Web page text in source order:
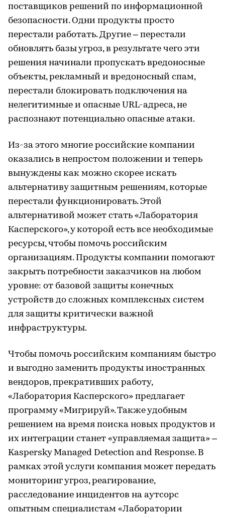
поставщиков решений по информационной
безопасности. Одни продукты просто
перестали работать. Другие – перестали
обновлять базы угроз, в результате чего эти
решения начинали пропускать вредоносные
объекты, рекламный и вредоносный спам,
перестали блокировать подключения на
нелегитимные и опасные URL-адреса, не
распознают потенциально опасные атаки.
Из-за этого многие российские компании
оказались в непростом положении и теперь
вынуждены как можно скорее искать
альтернативу защитным решениям, которые
перестали функционировать. Этой
альтернативой может стать «Лаборатория
Касперского», у которой есть все необходимые
ресурсы, чтобы помочь российским
организациям. Продукты компании помогают
закрыть потребности заказчиков на любом
уровне: от базовой защиты конечных
устройств до сложных комплексных систем
для защиты критически важной
инфраструктуры.
Чтобы помочь российским компаниям быстро
и выгодно заменить продукты иностранных
вендоров, прекративших работу,
«Лаборатория Касперского» предлагает
программу «Мигрируй». Также удобным
решением на время поиска новых продуктов и
их интеграции станет «управляемая защита» –
Kaspersky Managed Detection and Response. В
рамках этой услуги компания может передать
мониторинг угроз, реагирование,
расследование инцидентов на аутсорс
опытным специалистам «Лаборатории